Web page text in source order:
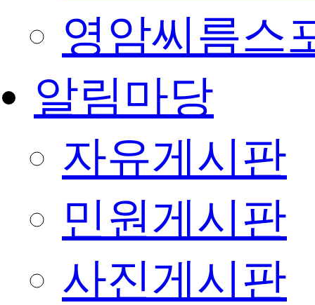
영암씨름스
알림마당
자유게시판
민원게시판
사진게시판